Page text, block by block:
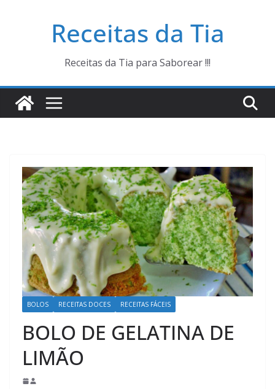
Receitas da Tia
Receitas da Tia para Saborear !!!
BOLOS RECEITAS DOCES RECEITAS FÁCEIS
BOLO DE GELATINA DE
LIMÃO